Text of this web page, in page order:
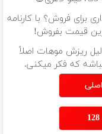
برای فروش؟ با کارنامه
قیمت بفروش!
ریزش موهات اصلاً
که فکر میکنی.